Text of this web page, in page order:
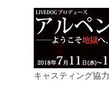
キャスティング協力